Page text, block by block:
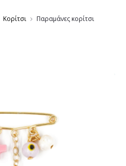
Κορίτσι Παραμάνες κορίτσι